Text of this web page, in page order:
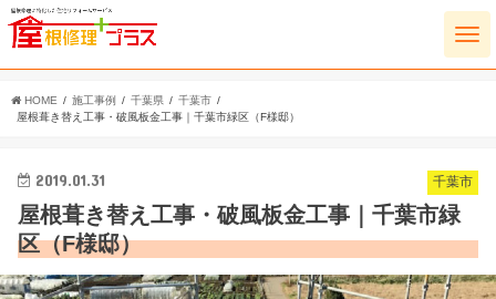
HOME 施工事例 千葉県
千葉市
屋根葺き替え工事・破風板金工事｜千葉市緑区（F様邸）
千葉市
2019.01.31
屋根葺き替え工事・破風板金工事｜千葉市緑
区（F様邸）